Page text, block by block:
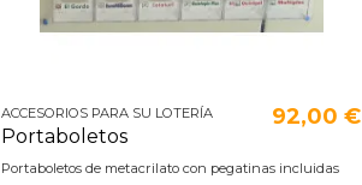
ACCESORIOS PARA SU LOTERÍA
Portaboletos
92,00 €
Portaboletos de metacrilato con pegatinas incluidas